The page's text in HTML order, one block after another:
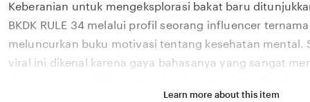
description
Keberanian untuk mengeksplorasi bakat baru
BKDK RULE 34 melalui profil seorang influencer
meluncurkan buku motivasi tentang kesehatan mental.
viral ini dikenal karena gaya bahasanya yang sangat
Learn more about this item